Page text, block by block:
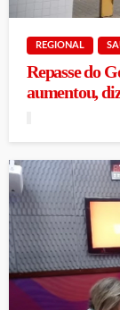
REGIONAL
Repasse do
aumentou,